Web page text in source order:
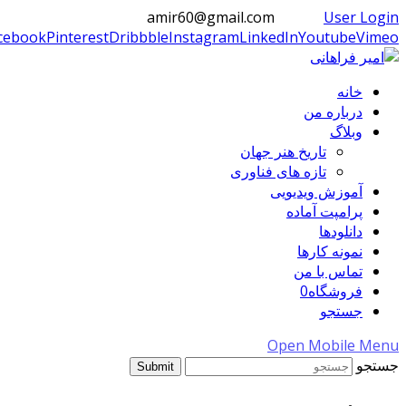
amir60@gmail.com
User Login
PinterestDribbbleInstagramLinkedInYoutubeVimeo
خانه
درباره من
وبلاگ
تاریخ هنر جهان
تازه های فناوری
آموزش ویدیویی
پرامپت آماده
دانلودها
نمونه کارها
تماس با من
فروشگاه0
جستجو
Open Mobile Menu
جستجو
Submit